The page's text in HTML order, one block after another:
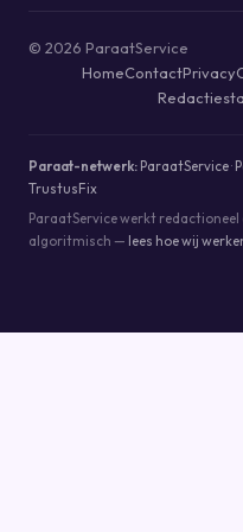
© 2026 ParaatService
HomeContactPrivacy
Paraat-netwerk: ParaatService·
TrustusFix
ParaatService werkt
algoritmisch — lees hoe wij